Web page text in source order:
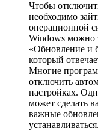
Чтобы
необходимо
операционной
Windows можно
«Обновление и
который
Многие
отключить
настройках.
может сделать
важные
устанавливаться.